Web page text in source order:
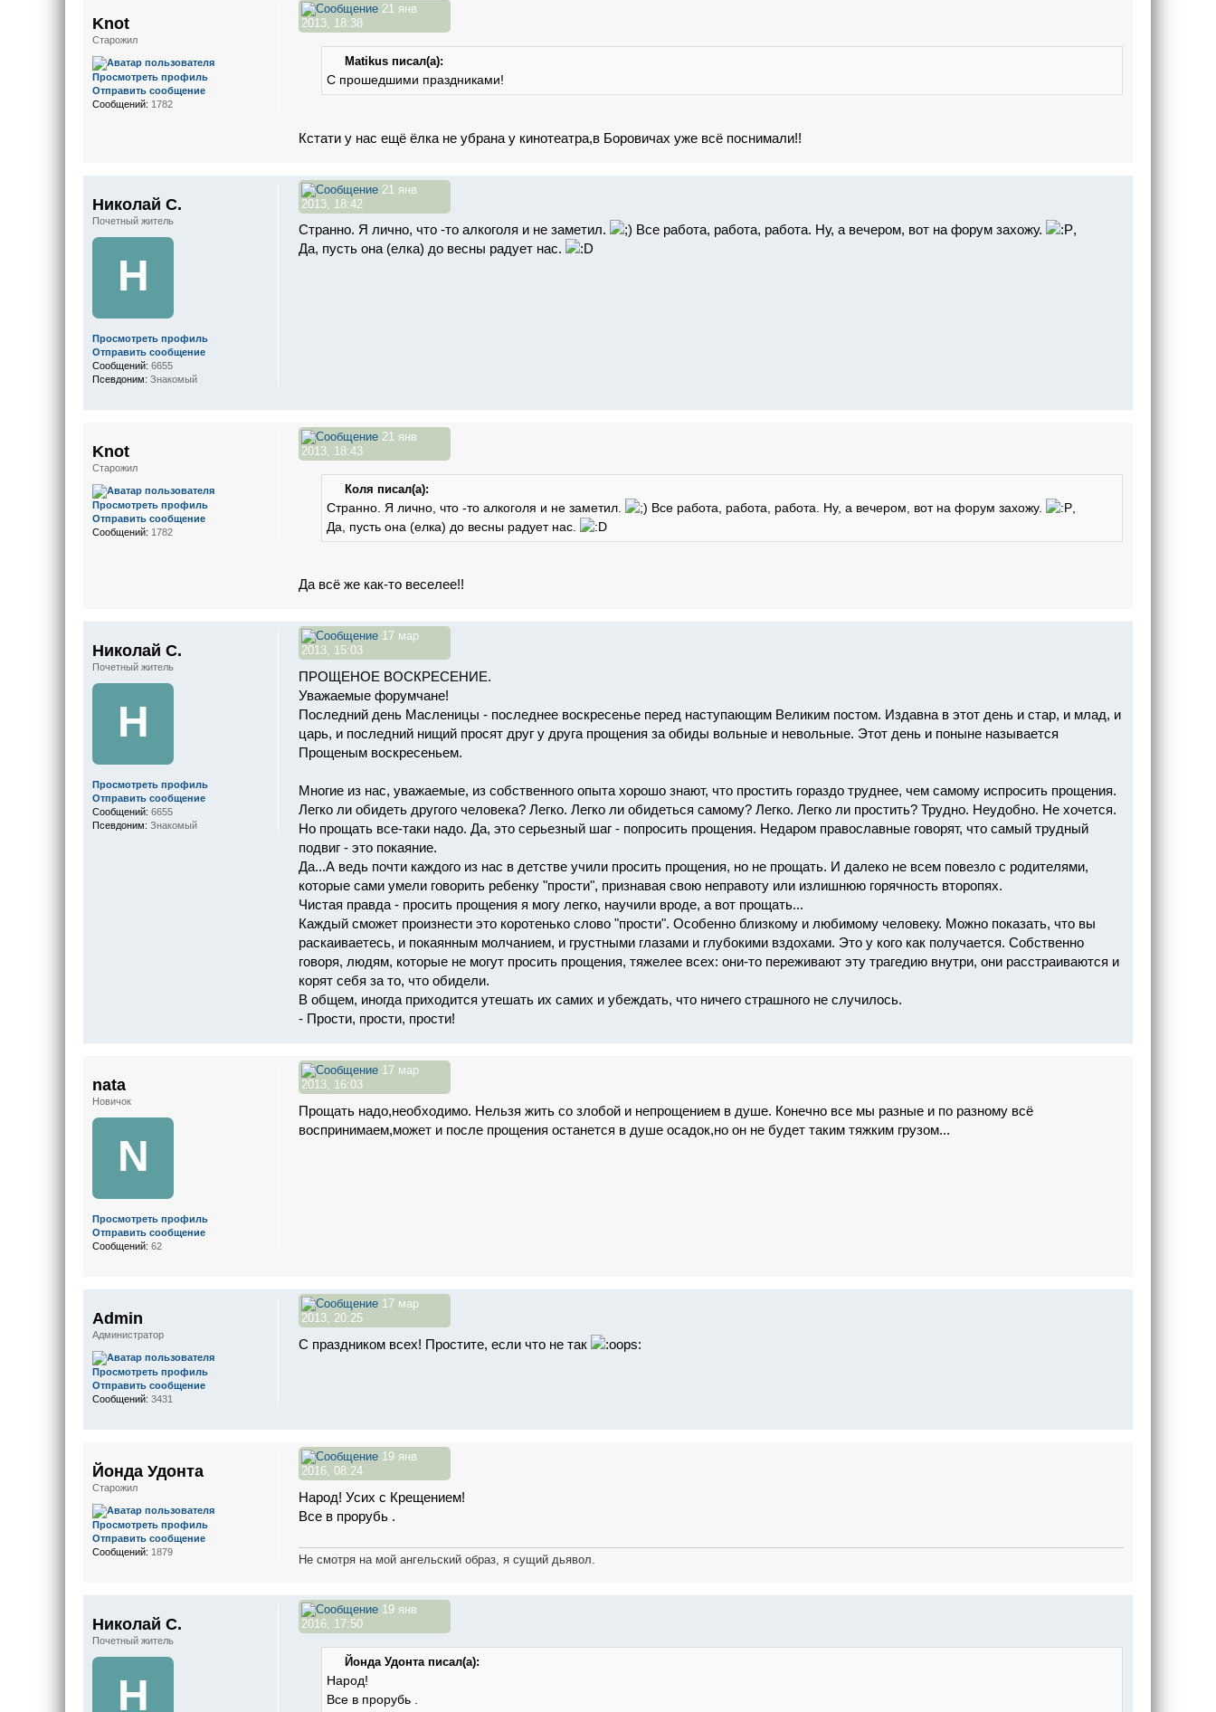
21 янв
2013, 18:38
Matikus писал(а):
С прошедшими праздниками!
Кстати у нас ещё ёлка не убрана у кинотеатра,в Боровичах уже всё поснимали!!
Knot
Старожил
Просмотреть профиль
Отправить сообщение
Сообщений: 1782
21 янв
2013, 18:42
Странно. Я лично, что -то алкоголя и не заметил. Все работа, работа, работа. Ну, а вечером, вот на форум захожу.
,
Да, пусть она (елка) до весны радует нас.
Николай С.
Почетный житель
Н
Просмотреть профиль
Отправить сообщение
Сообщений: 6655
Псевдоним: Знакомый
21 янв
2013, 18:43
Коля писал(а):
Странно. Я лично, что -то алкоголя и не заметил. Все работа, работа, работа. Ну, а вечером, вот на форум захожу.
Да, пусть она (елка) до весны радует нас.
Да всё же как-то веселее!!
Knot
Старожил
Просмотреть профиль
Отправить сообщение
Сообщений: 1782
17 мар
2013, 15:03
ПРОЩЕНОЕ ВОСКРЕСЕНИЕ.
Уважаемые форумчане!
Последний день Масленицы - последнее воскресенье перед наступающим Великим постом. Издавна в этот день и стар, и млад, и
царь, и последний нищий просят друг у друга прощения за обиды вольные и невольные. Этот день и поныне называется
Прощеным воскресеньем.
Многие из нас, уважаемые, из собственного опыта хорошо знают, что простить гораздо труднее, чем самому испросить прощения.
Легко ли обидеть другого человека? Легко. Легко ли обидеться самому? Легко. Легко ли простить? Трудно. Неудобно. Не хочется.
Но прощать все-таки надо. Да, это серьезный шаг - попросить прощения. Недаром православные говорят, что самый трудный
подвиг - это покаяние.
Да...А ведь почти каждого из нас в детстве учили просить прощения, но не прощать. И далеко не всем повезло с родителями,
которые сами умели говорить ребенку "прости", признавая свою неправоту или излишнюю горячность второпях.
Чистая правда - просить прощения я могу легко, научили вроде, а вот прощать...
Каждый сможет произнести это коротенько слово "прости". Особенно близкому и любимому человеку. Можно показать, что вы
раскаиваетесь, и покаянным молчанием, и грустными глазами и глубокими вздохами. Это у кого как получается. Собственно
говоря, людям, которые не могут просить прощения, тяжелее всех: они-то переживают эту трагедию внутри, они расстраиваются и
корят себя за то, что обидели.
В общем, иногда приходится утешать их самих и убеждать, что ничего страшного не случилось.
- Прости, прости, прости!
Николай С.
Почетный житель
Н
Просмотреть профиль
Отправить сообщение
Сообщений: 6655
Псевдоним: Знакомый
17 мар
2013, 16:03
Прощать надо,необходимо. Нельзя жить со злобой и непрощением в душе. Конечно все мы разные и по разному всё
воспринимаем,может и после прощения останется в душе осадок,но он не будет таким тяжким грузом...
nata
Новичок
N
Просмотреть профиль
Отправить сообщение
Сообщений: 62
17 мар
2013, 20:25
С праздником всех! Простите, если что не так
Admin
Администратор
Просмотреть профиль
Отправить сообщение
Сообщений: 3431
19 янв
2016, 08:24
Народ! Усих с Крещением!
Все в прорубь .
Не смотря на мой ангельский образ, я сущий дьявол.
Йонда Удонта
Старожил
Просмотреть профиль
Отправить сообщение
Сообщений: 1879
19 янв
2016, 17:50
Йонда Удонта писал(а):
Народ!
Все в прорубь .
Николай С.
Почетный житель
Н